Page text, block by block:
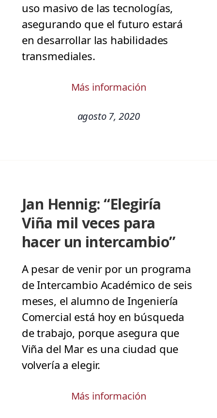
uso masivo de las tecnologías,
asegurando que el futuro estará
en desarrollar las habilidades
transmediales.
Más información
agosto 7, 2020
Jan Hennig: “Elegiría
Viña mil veces para
hacer un intercambio”
A pesar de venir por un programa
de Intercambio Académico de seis
meses, el alumno de Ingeniería
Comercial está hoy en búsqueda
de trabajo, porque asegura que
Viña del Mar es una ciudad que
volvería a elegir.
Más información